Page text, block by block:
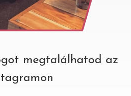
megtalálhatod az